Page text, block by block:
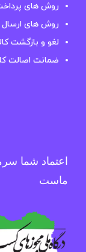
روش های
روش های ارسال
لغو و بازگشت
ضمانت اصالت
اعتماد شما
ماست